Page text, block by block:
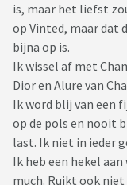
is, maar het liefst
op Vinted, maar dat
bijna op is.
Ik wissel af met
Dior en Alure van
Ik word blij van een
op de pols en nooit
last. Ik niet in ieder
Ik heb een hekel
much. Ruikt ook